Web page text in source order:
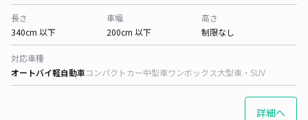
長さ
340cm 以下
車幅
200cm 以下
高さ
制限なし
対応車種
オートバイ軽自動車コンパクトカー中型車ワンボックス大型車・SUV
詳細へ